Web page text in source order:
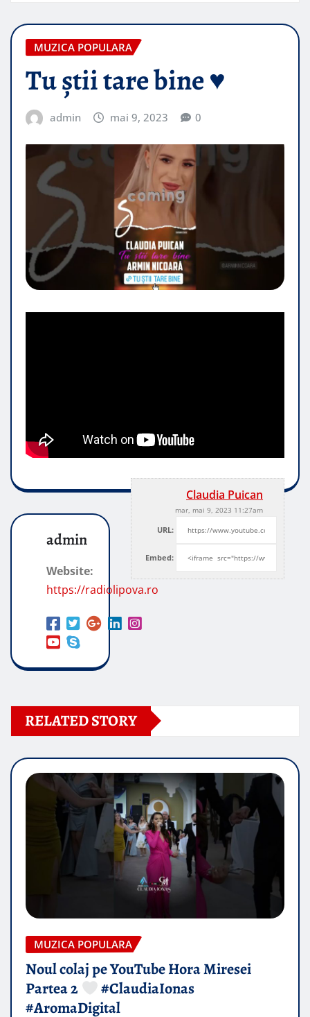
MUZICA POPULARA
Tu știi tare bine ♥️
admin mai 9, 2023 0
Claudia Puican
mar, mai 9, 2023 11:27am
URL:
Embed:
admin
Website:
https://radiolipova.ro
RELATED STORY
MUZICA POPULARA
Noul colaj pe YouTube Hora Miresei
Partea 2
#ClaudiaIonas
#AromaDigital